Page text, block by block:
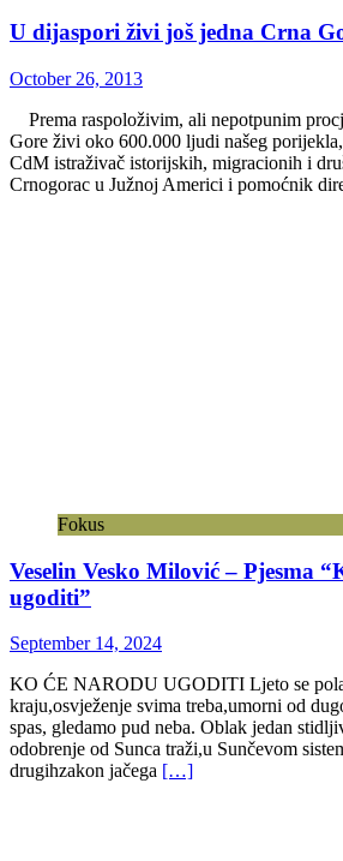
U dijaspori živi još jedna Crna
October 26, 2013
Prema raspoloživim, ali nepotpunim
Gore živi oko 600.000 ljudi našeg
CdM istraživač istorijskih, migracionih i
Crnogorac u Južnoj Americi i pomoćnik
Fokus
Veselin Vesko Milović – Pjesma
ugoditi”
September 14, 2024
KO ĆE NARODU UGODITI Ljeto se
kraju,osvježenje svima treba,umorni od
spas, gledamo pud neba. Oblak jedan
odobrenje od Sunca traži,u Sunčevom
drugihzakon jačega […]